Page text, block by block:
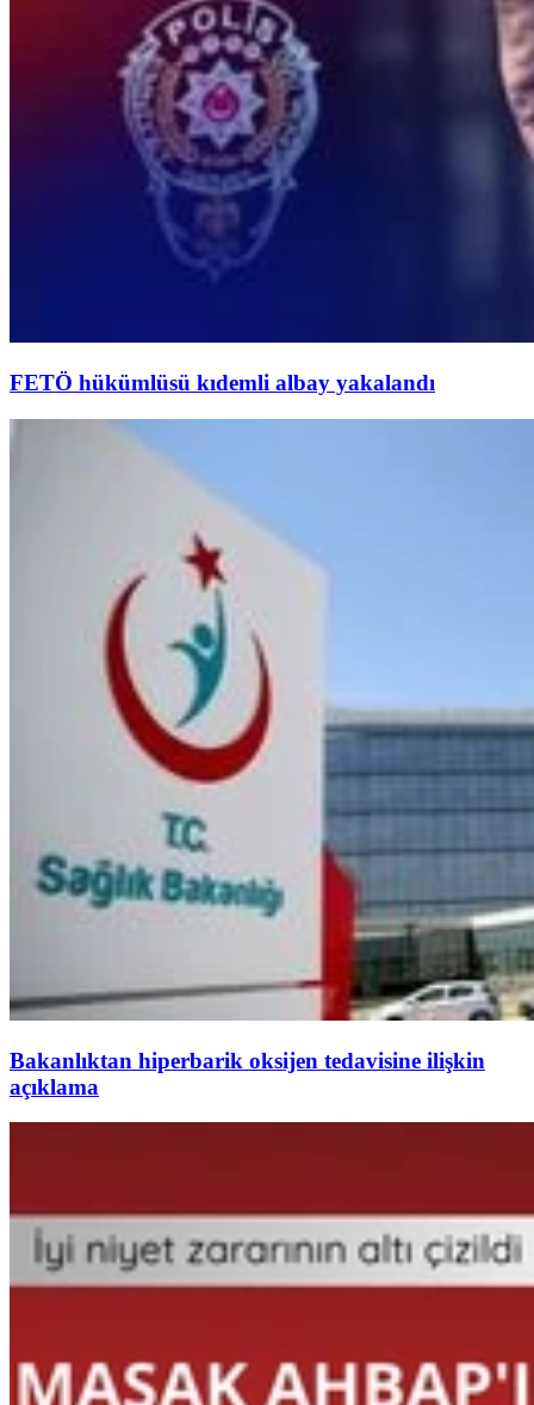
FETÖ hükümlüsü kıdemli albay yakalandı
Bakanlıktan hiperbarik oksijen tedavisine ilişkin
açıklama